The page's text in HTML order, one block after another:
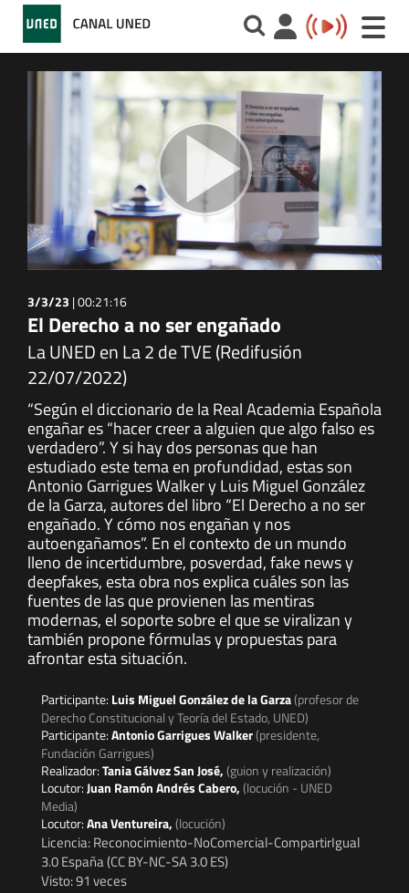
Toggle
3/3/23 |00:21:16
El Derecho a no ser engañado
La UNED en La 2 de TVE (Redifusión
22/07/2022)
“Según el diccionario de la Real Academia Española
engañar es “hacer creer a alguien que algo falso es
verdadero”. Y si hay dos personas que han
estudiado este tema en profundidad, estas son
Antonio Garrigues Walker y Luis Miguel González
de la Garza, autores del libro “El Derecho a no ser
engañado. Y cómo nos engañan y nos
autoengañamos”. En el contexto de un mundo
lleno de incertidumbre, posverdad, fake news y
deepfakes, esta obra nos explica cuáles son las
fuentes de las que provienen las mentiras
modernas, el soporte sobre el que se viralizan y
también propone fórmulas y propuestas para
afrontar esta situación.
Participante: Luis Miguel González de la Garza(profesor de
Derecho Constitucional y Teoría del Estado, UNED)
Participante:Antonio Garrigues Walker(presidente,
Fundación Garrigues)
Realizador:Tania Gálvez San José,(guion y realización)
Locutor:Juan Ramón Andrés Cabero,(locución - UNED
Media)
Locutor:Ana Ventureira,(locución)
Licencia: Reconocimiento-NoComercial-CompartirIgual
3.0 España (CC BY-NC-SA 3.0 ES)
Visto: 91 veces